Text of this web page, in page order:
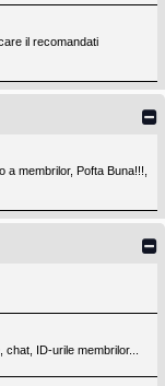
il recomandati
a membrilor, Pofta Buna!!!,
ID-urile membrilor...